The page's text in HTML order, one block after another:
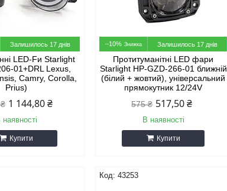
Залишилось 17 днів
LED-Fи Starlight
01+DRL Lexus,
Camry, Corolla,
Prius)
1 144,80 ₴
наявності
Купити
–10% Залишилось 17 днів
Протитуманітні LED фари
Starlight HP-GZD-266-01 ближній
(білий + жовтий), універсальний
прямокутник 12/24V
575 ₴ 517,50 ₴
В наявності
Купити
43253